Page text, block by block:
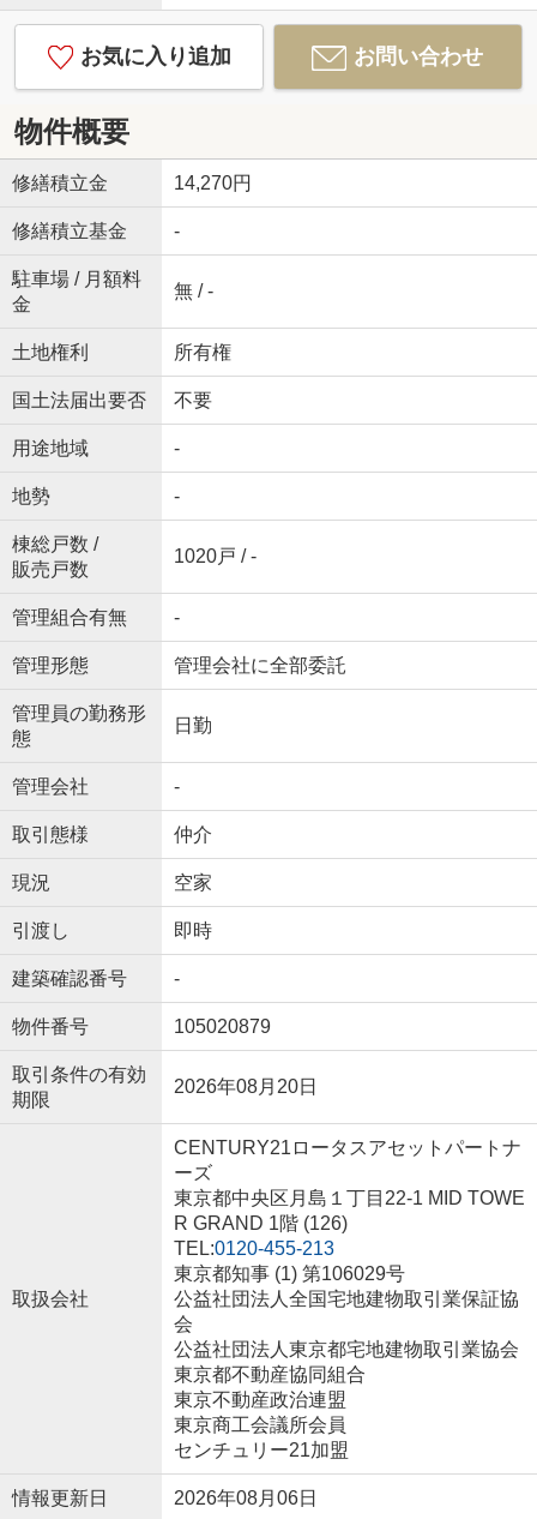
お気に入り追加 お問い合わせ
物件概要
修繕積立金 14,270円
修繕積立基金 -
駐車場 / 月額料
金
無 / -
土地権利 所有権
国土法届出要否 不要
用途地域 -
地勢 -
棟総戸数 /
販売戸数
1020戸 / -
管理組合有無 -
管理形態 管理会社に全部委託
管理員の勤務形
態
日勤
管理会社 -
取引態様 仲介
現況 空家
引渡し 即時
建築確認番号 -
物件番号 105020879
取引条件の有効
期限
2026年08月20日
取扱会社
CENTURY21ロータスアセットパートナ
ーズ
東京都中央区月島１丁目22-1 MID TOWE
R GRAND 1階 (126)
TEL:0120-455-213
東京都知事 (1) 第106029号
公益社団法人全国宅地建物取引業保証協
会
公益社団法人東京都宅地建物取引業協会
東京都不動産協同組合
東京不動産政治連盟
東京商工会議所会員
センチュリー21加盟
情報更新日 2026年08月06日